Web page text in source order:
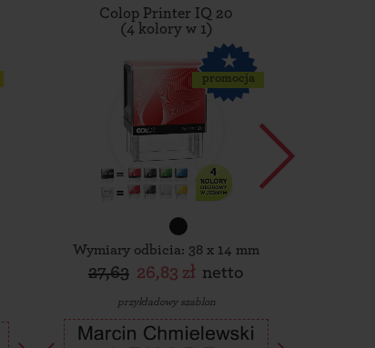
Colop Printer IQ 20
(4 kolory w 1)
promocja
Wymiary odbicia: 38 x 14 mm
27,63 26,83 zł netto
przykładowy szablon